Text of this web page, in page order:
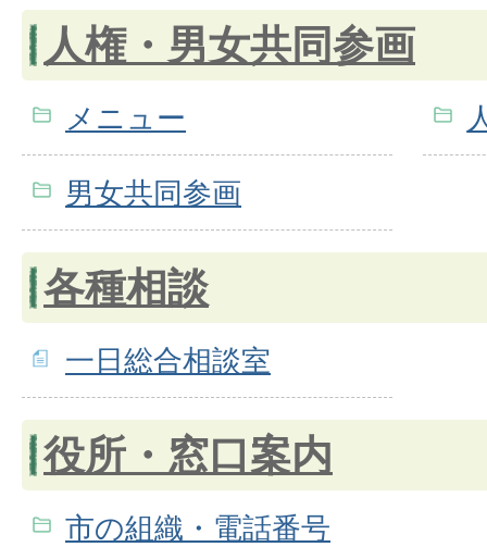
人権・男女共同参画
メニュー
男女共同参画
各種相談
一日総合相談室
役所・窓口案内
市の組織・電話番号